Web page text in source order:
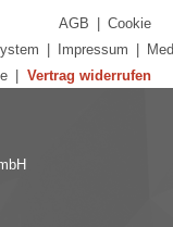
AGB
Cookie
Impressum
Vertrag widerrufen